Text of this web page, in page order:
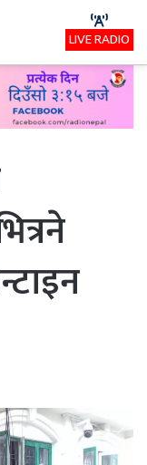
LIVE RADIO